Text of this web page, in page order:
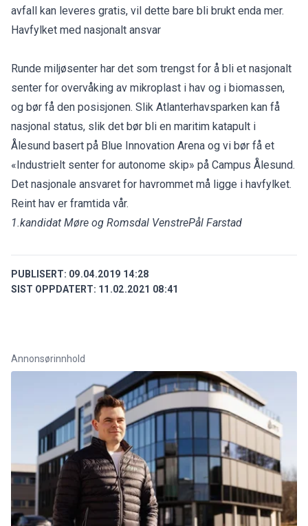
avfall kan leveres gratis, vil dette bare bli brukt enda mer.
Havfylket med nasjonalt ansvar
Runde miljøsenter har det som trengst for å bli et nasjonalt
senter for overvåking av mikroplast i hav og i biomassen,
og bør få den posisjonen. Slik Atlanterhavsparken kan få
nasjonal status, slik det bør bli en maritim katapult i
Ålesund basert på Blue Innovation Arena og vi bør få et
«Industrielt senter for autonome skip» på Campus Ålesund.
Det nasjonale ansvaret for havrommet må ligge i havfylket.
Reint hav er framtida vår.
1.kandidat Møre og Romsdal VenstrePål Farstad
PUBLISERT: 09.04.2019 14:28
SIST OPPDATERT: 11.02.2021 08:41
Annonsørinnhold